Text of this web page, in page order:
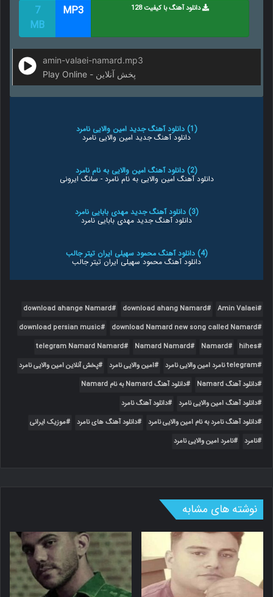
دانلود آهنگ با کیفیت 128 MP3
7
MB
amin-valaei-namard.mp3
Play Online - پخش آنلاین
(1) دانلود آهنگ جدید امین والایی نامرد
دانلود آهنگ جدید امین والایی نامرد
(2) دانلود آهنگ امین والایی به نام نامرد
دانلود آهنگ امین والایی به نام نامرد - سانگ ایرونی
(3) دانلود آهنگ جدید مهدی بابایی نامرد
دانلود آهنگ جدید مهدی بابایی نامرد
(4) دانلود آهنگ محمود سهیلی ایران تیتر جالب
دانلود آهنگ محمود سهیلی ایران تیتر جالب
دانلود آهنگ مهراد جم نامرد بودی بالاترین کیفیت ممکن
دانلود آهنگ یار نامرد
دانلود آهنگ هادی هادیلو دلبری تیتر جالب
(8) دانلود آهنگ امین الون بنام نامرد - کاکو
دانلود آهنگ امین الون بنام نامرد - کاکو موزیک
Amin Valaei
download ahang Namard
download ahange Namard
download Namard new song called Namard
download persian music
hihes
Namard
Namard Namard
telegram Namard Namard
telegram نامرد امین والایی نامرد
امین والایی نامرد
پخش آنلاین امین والایی نامرد
دانلود آهنگ Namard
دانلود آهنگ Namard به نام Namard
دانلود آهنگ امین والایی نامرد
دانلود آهنگ نامرد
دانلود آهنگ نامرد به نام امین والایی نامرد
دانلود آهنگ های نامرد
موزیک ایرانی
نامرد
نامرد امین والایی نامرد
نوشته های مشابه